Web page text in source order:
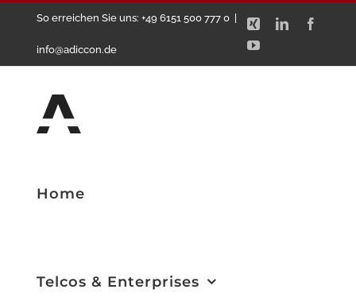
springen
So erreichen Sie uns: +49 6151 500 777 0
info@adiccon.de
Xing LinkedIn
YouTube
Home
Telcos & Enterprises